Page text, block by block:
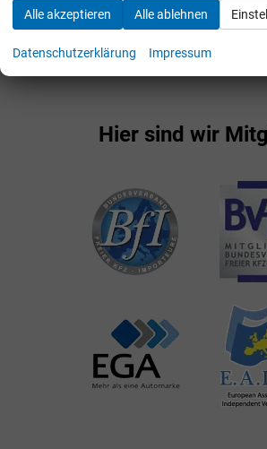
Hier sind wir
Alle akzeptieren Alle ablehnen
Datenschutzerklärung Impressum